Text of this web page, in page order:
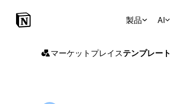
製品 AI
マーケットプレイステンプレート